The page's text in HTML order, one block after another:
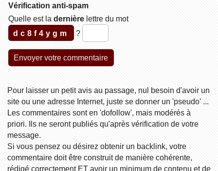
Vérification anti-spam
Quelle est la dernièrelettre du mot
dc8f4ygm
?
Pour laisser un petit avis au passage, nul besoin d'avoir un
site ou une adresse Internet, juste se donner un 'pseudo' ...
Les commentaires sont en 'dofollow', mais modérés à
priori. Ils ne seront publiés qu'après vérification de votre
message.
Si vous pensez ou désirez obtenir un backlink, votre
commentaire doit être construit de manière cohérente,
rédigé correctement ET avoir un minimum de contenu et de